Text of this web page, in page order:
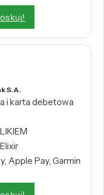
S.A.
i karta debetowa
Apple Pay, Garmin